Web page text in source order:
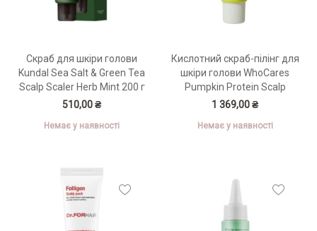
Скраб для шкіри голови
Kundal Sea Salt & Green Tea
Scalp Scaler Herb Mint 200 г
510,00 ₴
Немає у наявності
Кислотний скраб-пілінг для
шкіри голови WhoCares
Pumpkin Protein Scalp
Scrub 180 мл
1 369,00 ₴
Немає у наявності